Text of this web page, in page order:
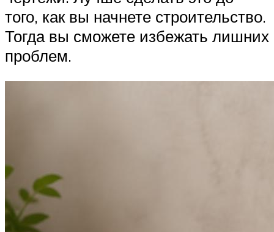
того, как вы начнете строительство.
Тогда вы сможете избежать лишних
проблем.